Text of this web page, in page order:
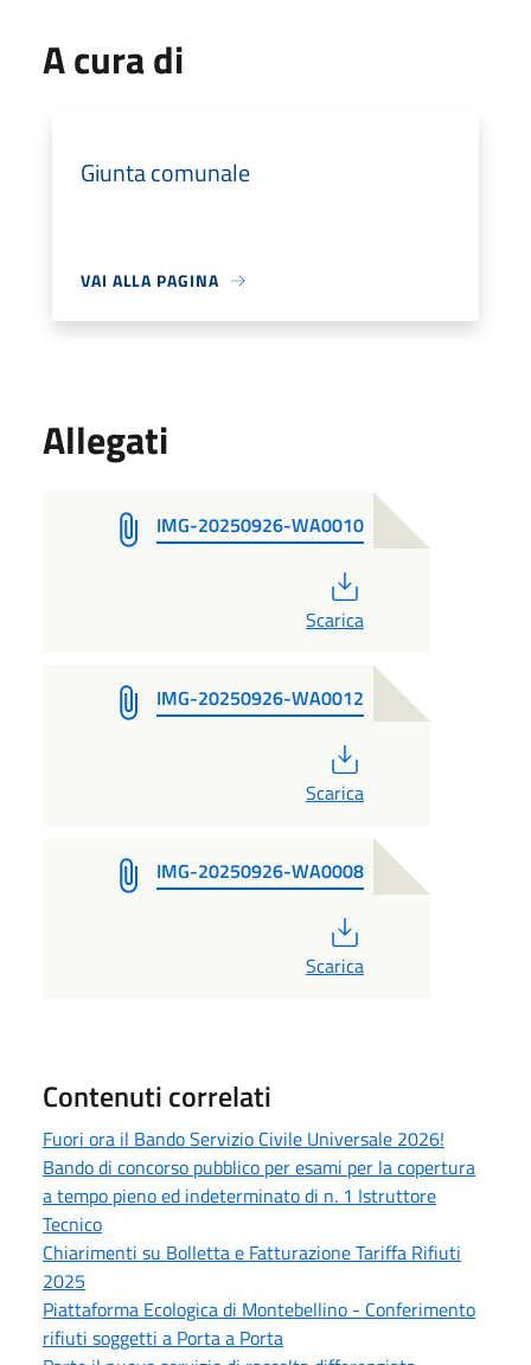
A cura di
Giunta comunale
VAI ALLA PAGINA
Allegati
IMG-20250926-WA0010
Scarica
IMG-20250926-WA0012
Scarica
IMG-20250926-WA0008
Scarica
Contenuti correlati
Fuori ora il Bando Servizio Civile Universale 2026!
Bando di concorso pubblico per esami per la copertura
a tempo pieno ed indeterminato di n. 1 Istruttore
Tecnico
Chiarimenti su Bolletta e Fatturazione Tariffa Rifiuti
2025
Piattaforma Ecologica di Montebellino - Conferimento
rifiuti soggetti a Porta a Porta